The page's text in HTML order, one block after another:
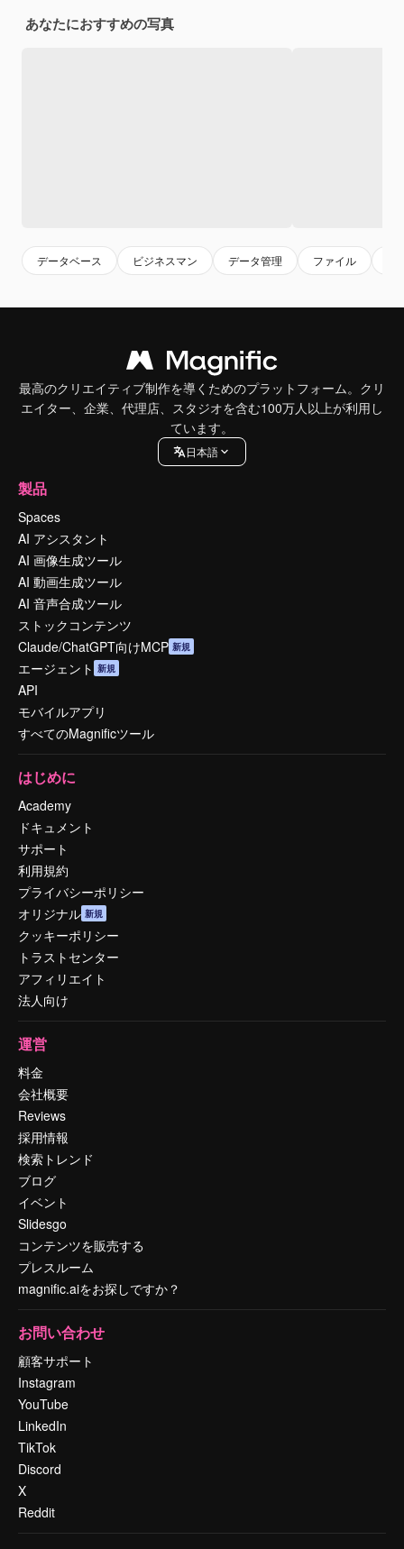
あなたにおすすめの写真
データベース ビジネスマン データ管理 ファイル
最高のクリエイティブ制作を導くためのプラットフォーム。クリ
エイター、企業、代理店、スタジオを含む100万人以上が利用し
ています。
日本語
製品
Spaces
AI アシスタント
AI 画像生成ツール
AI 動画生成ツール
AI 音声合成ツール
ストックコンテンツ
Claude/ChatGPT向けMCP 新規
エージェント 新規
API
モバイルアプリ
すべてのMagnificツール
はじめに
Academy
ドキュメント
サポート
利用規約
プライバシーポリシー
オリジナル 新規
クッキーポリシー
トラストセンター
アフィリエイト
法人向け
運営
料金
会社概要
Reviews
採用情報
検索トレンド
ブログ
イベント
Slidesgo
コンテンツを販売する
プレスルーム
magnific.aiをお探しですか？
お問い合わせ
顧客サポート
Instagram
YouTube
LinkedIn
TikTok
Discord
X
Reddit